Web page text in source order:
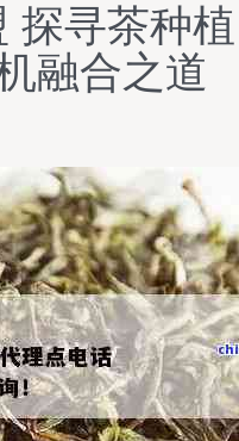
探寻茶种植
融合之道